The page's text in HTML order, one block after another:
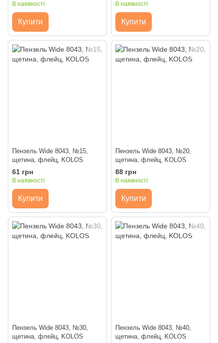
В наявності
Купити
В наявності
Купити
Пензель Wide 8043, №15,
щетина, флейц, KOLOS
61 грн
В наявності
Купити
Пензель Wide 8043, №20,
щетина, флейц, KOLOS
88 грн
В наявності
Купити
Пензель Wide 8043, №30,
щетина, флейц, KOLOS
Пензель Wide 8043, №40,
щетина, флейц, KOLOS